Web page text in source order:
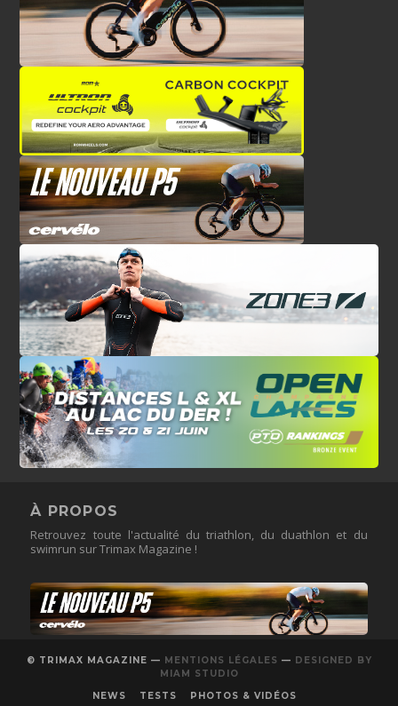
À PROPOS
Retrouvez toute l'actualité du triathlon, du duathlon et du
swimrun sur Trimax Magazine !
© TRIMAX MAGAZINE — MENTIONS LÉGALES — DESIGNED BY
MIAM STUDIO
NEWS
TESTS PHOTOS & VIDÉOS